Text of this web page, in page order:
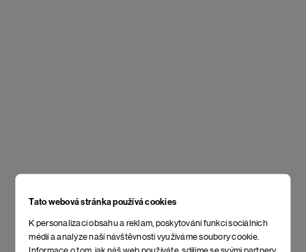
Tato webová stránka používá cookies
K personalizaci obsahu a reklam, poskytování funkcí sociálních
médií a analýze naší návštěvnosti využíváme soubory cookie.
Informace o tom, jak náš web používáte, sdílíme se svými partnery